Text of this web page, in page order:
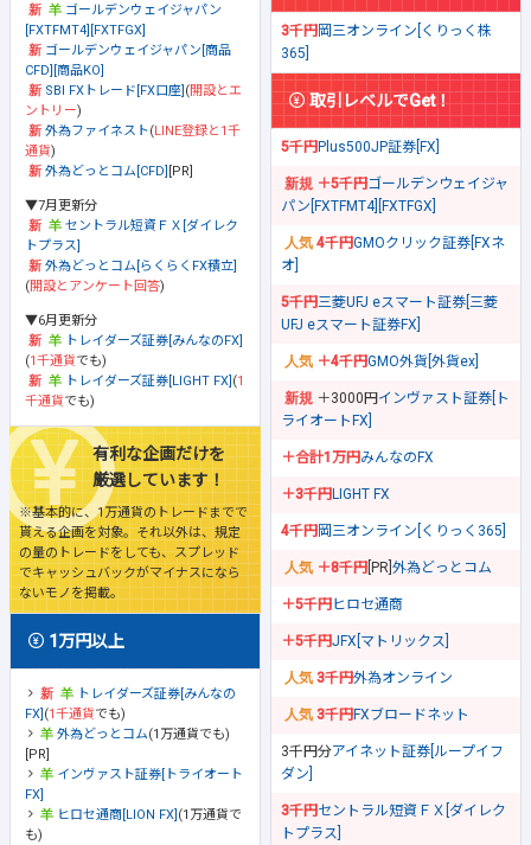
ゴールデンウェイジャパン
[FXTFMT4][FXTFGX]
ゴールデンウェイジャパン[商品
CFD][商品KO]
SBI FXトレード[FX口座] (開設とエ
ントリー)
外為ファイネスト(LINE登録と1千
通貨)
外為どっとコム[CFD]
[PR]
▼7月更新分
セントラル短資ＦＸ[ダイレク
トプラス]
外為どっとコム[らくらくFX積立]
(開設とアンケート回答)
▼6月更新分
トレイダーズ証券[みんなのFX]
(1千通貨でも)
トレイダーズ証券[LIGHT FX] (1
千通貨でも)
有利な企画だけを
厳選しています！
※基本的に、1万通貨のトレードまでで
貰える企画を対象。それ以外は、規定
の量のトレードをしても、スプレッド
でキャッシュバックがマイナスになら
ないモノを掲載。
1万円以上
トレイダーズ証券[みんなの
FX] (1千通貨でも)
外為どっとコム(1万通貨でも)
[PR]
インヴァスト証券[トライオート
FX]
ヒロセ通商[LION FX] (1万通貨で
も)
3千円岡三オンライン[くりっく株
365]
取引レベルでGet！
5千円Plus500JP証券[FX]
＋5千円ゴールデンウェイジャ
パン[FXTFMT4][FXTFGX]
4千円GMOクリック証券[FXネ
オ]
5千円三菱UFJ eスマート証券[三菱
UFJ eスマート証券FX]
＋4千円GMO外貨[外貨ex]
＋3000円 インヴァスト証券[ト
ライオートFX]
＋合計1万円みんなのFX
＋3千円LIGHT FX
4千円岡三オンライン[くりっく365]
＋8千円 [PR] 外為どっとコム
＋5千円ヒロセ通商
＋5千円JFX[マトリックス]
3千円外為オンライン
3千円FXブロードネット
3千円分アイネット証券[ループイフ
ダン]
3千円セントラル短資ＦＸ[ダイレク
トプラス]